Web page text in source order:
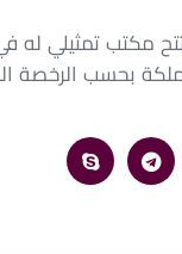
بحسب الرخصة